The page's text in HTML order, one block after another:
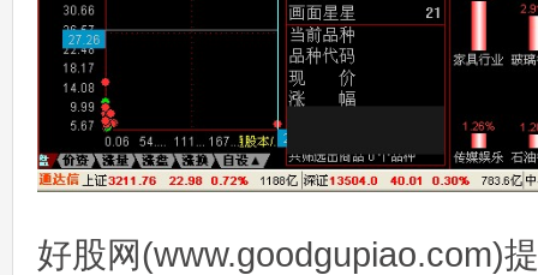
好股网(www.goodgupiao.com)